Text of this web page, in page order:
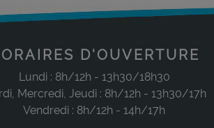
D'OUVERTURE
Lundi : 8h/12h - 13h30/18h30
Mercredi, Jeudi : 8h/12h - 13h30/17h
Vendredi : 8h/12h - 14h/17h